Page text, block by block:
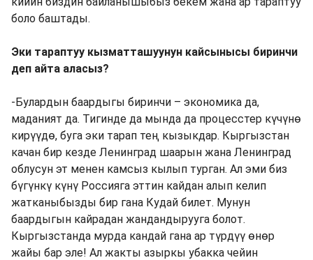
боло баштады.
Эки тараптуу кызматташуунун кайсынысы биринчи
деп айта аласыз?
-Булардын баардыгы биринчи – экономика да,
маданият да. Тигинде да мында да процесстер күчүнө
кирүүдө, буга эки тарап тең кызыкдар. Кыргызстан
качан бир кезде Ленинград шаарын жана Ленинград
облусун эт менен камсыз кылып турган. Ал эми биз
бүгүнкү күнү Россияга эттин кайдан алып келип
жатканыбызды бир гана Кудай билет. Мунун
баардыгын кайрадан жандандырууга болот.
Кыргызстанда мурда кандай гана ар түрдүү өнөр
жайы бар эле! Ал жакты азыркы убакка чейин